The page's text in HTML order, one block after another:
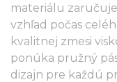
materiálu
vzhľad počas
kvalitnej zmesi
ponúka pružný
dizajn pre každú